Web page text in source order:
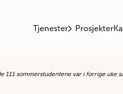
Tjenester Prosjekter
111 sommerstudentene var i forrige uke